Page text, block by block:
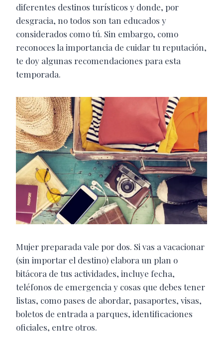
diferentes destinos turísticos y donde, por
desgracia, no todos son tan educados y
considerados como tú. Sin embargo, como
reconoces la importancia de cuidar tu reputación,
te doy algunas recomendaciones para esta
temporada.
Mujer preparada vale por dos. Si vas a vacacionar
(sin importar el destino) elabora un plan o
bitácora de tus actividades, incluye fecha,
teléfonos de emergencia y cosas que debes tener
listas, como pases de abordar, pasaportes, visas,
boletos de entrada a parques, identificaciones
oficiales, entre otros.